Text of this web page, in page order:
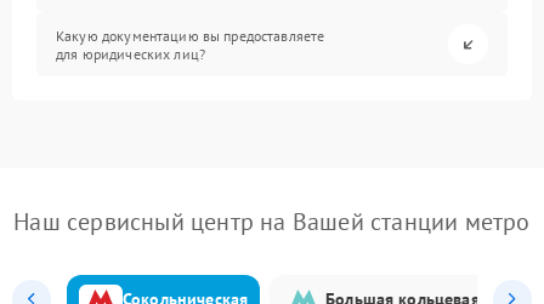
Какую документацию вы предоставляете
для юридических лиц?
Наш сервисный центр на Вашей станции метро
Сокольническая Большая кольцевая